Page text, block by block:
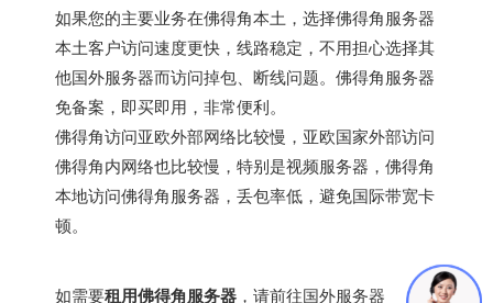
如果您的主要业务在佛得角本土，选择佛得角服务器
本土客户访问速度更快，线路稳定，不用担心选择其
他国外服务器而访问掉包、断线问题。佛得角服务器
免备案，即买即用，非常便利。
佛得角访问亚欧外部网络比较慢，亚欧国家外部访问
佛得角内网络也比较慢，特别是视频服务器，佛得角
本地访问佛得角服务器，丢包率低，避免国际带宽卡
顿。
如需要租用佛得角服务器 ，请前往国外服务器